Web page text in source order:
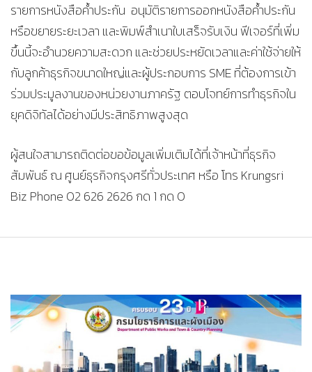
รายการหนังสือค้ำประกัน อนุมัติรายการออกหนังสือค้ำประกัน
หรือขยายระยะเวลา และพิมพ์สำเนาใบเสร็จรับเงิน ฟีเจอร์ที่เพิ่ม
ขึ้นนี้จะอำนวยความสะดวก และช่วยประหยัดเวลาและค่าใช้จ่ายให้
กับลูกค้าธุรกิจขนาดใหญ่และผู้ประกอบการ SME ที่ต้องการเข้า
ร่วมประมูลงานของหน่วยงานภาครัฐ ตอบโจทย์การทำธุรกิจใน
ยุคดิจิทัลได้อย่างมีประสิทธิภาพสูงสุด
ผู้สนใจสามารถติดต่อขอข้อมูลเพิ่มเติมได้ที่เจ้าหน้าที่ธุรกิจ
สัมพันธ์ ณ ศูนย์ธุรกิจกรุงศรีทั่วประเทศ หรือ โทร Krungsri
Biz Phone 02 626 2626 กด 1 กด 0